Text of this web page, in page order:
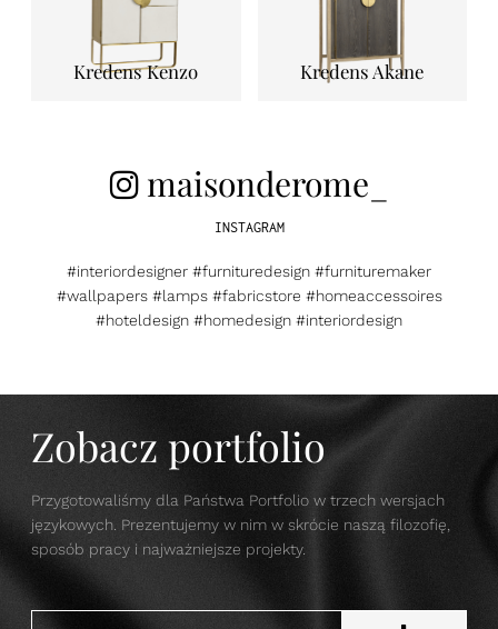
Kredens Kenzo Kredens Akane
maisonderome_
INSTAGRAM
#interiordesigner #furnituredesign #furnituremaker
#wallpapers #lamps #fabricstore #homeaccessoires
#hoteldesign #homedesign #interiordesign
Zobacz portfolio
Przygotowaliśmy dla Państwa Portfolio w trzech wersjach
językowych. Prezentujemy w nim w skrócie naszą filozofię,
sposób pracy i najważniejsze projekty.